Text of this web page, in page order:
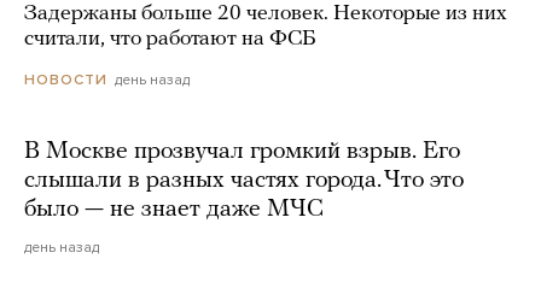
Задержаны больше 20 человек. Некоторые из них
считали, что работают на ФСБ
НОВОСТИ день назад
В Москве прозвучал громкий взрыв. Его
слышали в разных частях города. Что это
было — не знает даже МЧС
день назад